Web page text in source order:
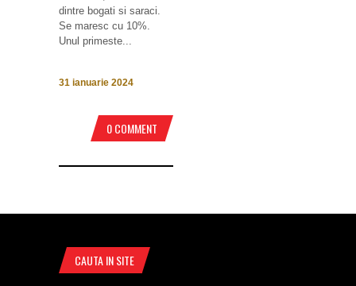
dintre bogati si saraci.
Se maresc cu 10%.
Unul primeste...
31 ianuarie 2024
0 COMMENT
CAUTA IN SITE